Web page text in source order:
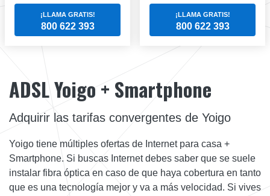
¡LLAMA GRATIS!
800 622 393
¡LLAMA GRATIS!
800 622 393
ADSL Yoigo + Smartphone
Adquirir las tarifas convergentes de Yoigo
Yoigo tiene múltiples ofertas de Internet para casa +
Smartphone. Si buscas Internet debes saber que se suele
instalar fibra óptica en caso de que haya cobertura en tanto
que es una tecnología mejor y va a más velocidad. Si vives